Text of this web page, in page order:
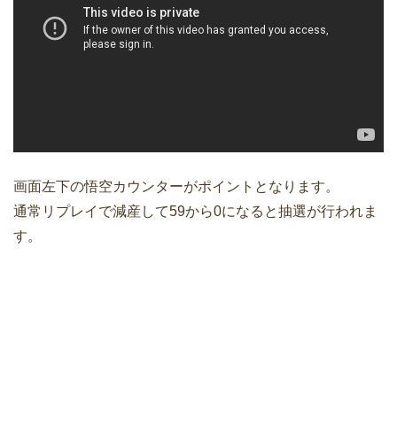
画面左下の悟空カウンターがポイントとなります。
通常リプレイで減産して59から0になると抽選が行われま
す。